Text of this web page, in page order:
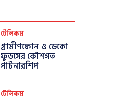
টেলিকম
গ্রামীণফোন ও ডেকো
ফুডসের কৌশগত
পার্টনারশিপ
টেলিকম